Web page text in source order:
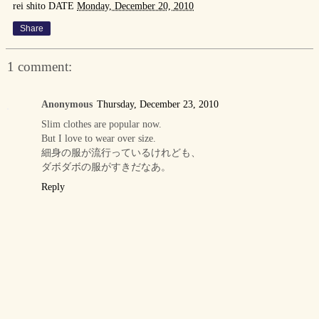
rei shito DATE Monday, December 20, 2010
Share
1 comment:
Anonymous Thursday, December 23, 2010
Slim clothes are popular now.
But I love to wear over size.
細身の服が流行っているけれども、
ダボダボの服がすきだなあ。
Reply